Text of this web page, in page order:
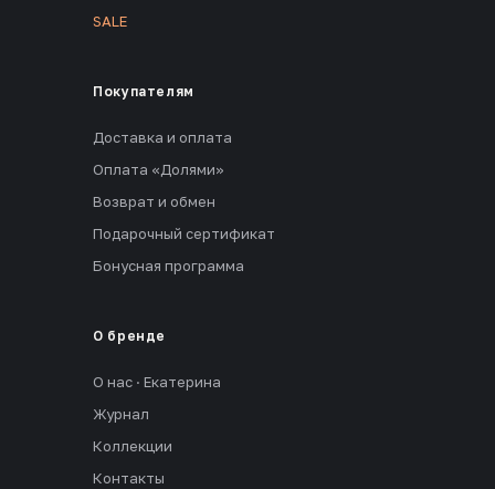
SALE
Покупателям
Доставка и оплата
Оплата «Долями»
Возврат и обмен
Подарочный сертификат
Бонусная программа
О бренде
О нас · Екатерина
Журнал
Коллекции
Контакты